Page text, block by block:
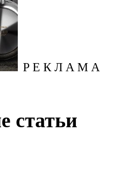
Р Е К Л А М А
статьи